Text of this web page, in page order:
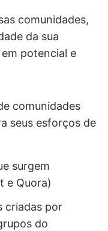
comunidades,
da sua
potencial e
comunidades
seus esforços de
surgem
e Quora)
criadas por
do